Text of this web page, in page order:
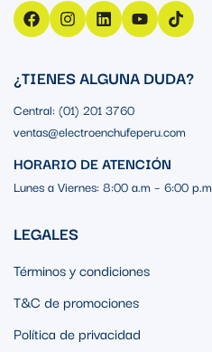
¿TIENES ALGUNA DUDA?
Central: (01) 201 3760
ventas@electroenchufeperu.com
HORARIO DE ATENCIÓN
Lunes a Viernes: 8:00 a.m – 6:00 p.m
LEGALES
Términos y condiciones
T&C de promociones
Política de privacidad